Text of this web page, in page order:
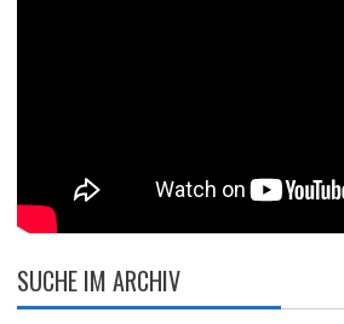
SUCHE IM ARCHIV